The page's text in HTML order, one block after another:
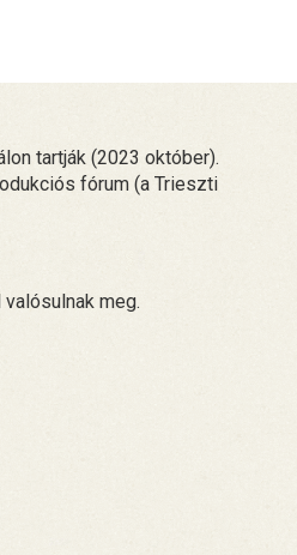
tartják (2023 október).
fórum (a Trieszti
meg.